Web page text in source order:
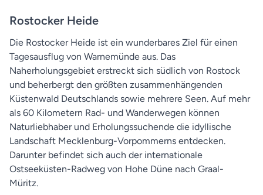
Rostocker Heide
Die Rostocker Heide ist ein wunderbares Ziel für einen
Tagesausflug von Warnemünde aus. Das
Naherholungsgebiet erstreckt sich südlich von Rostock
und beherbergt den größten zusammenhängenden
Küstenwald Deutschlands sowie mehrere Seen. Auf mehr
als 60 Kilometern Rad- und Wanderwegen können
Naturliebhaber und Erholungssuchende die idyllische
Landschaft Mecklenburg-Vorpommerns entdecken.
Darunter befindet sich auch der internationale
Ostseeküsten-Radweg von Hohe Düne nach Graal-
Müritz.